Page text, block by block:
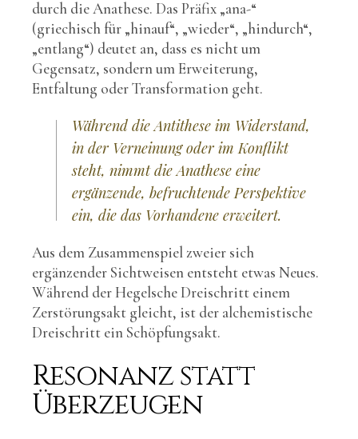
durch die Anathese. Das Präfix „ana-“
(griechisch für „hinauf“, „wieder“, „hindurch“,
„entlang“) deutet an, dass es nicht um
Gegensatz, sondern um Erweiterung,
Entfaltung oder Transformation geht.
Während die Antithese im Widerstand,
in der Verneinung oder im Konflikt
steht, nimmt die Anathese eine
ergänzende, befruchtende Perspektive
ein, die das Vorhandene erweitert.
Aus dem Zusammenspiel zweier sich
ergänzender Sichtweisen entsteht etwas Neues.
Während der Hegelsche Dreischritt einem
Zerstörungsakt gleicht, ist der alchemistische
Dreischritt ein Schöpfungsakt.
Resonanz statt
Überzeugen